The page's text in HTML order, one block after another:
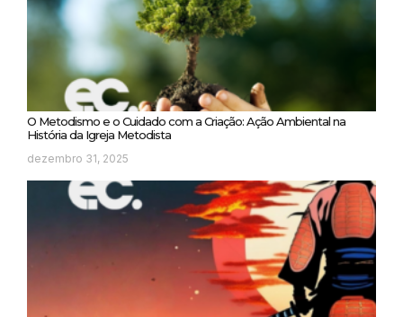
O Metodismo e o Cuidado com a Criação: Ação Ambiental na
História da Igreja Metodista
dezembro 31, 2025